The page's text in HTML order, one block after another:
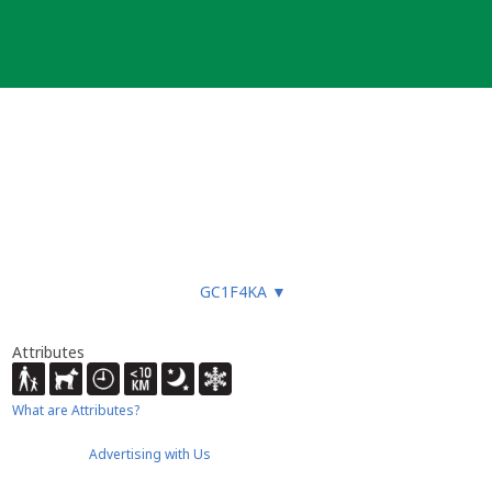
im Menü auf [archive listing]
GC1F4KA ▼
Attributes
What are Attributes?
Advertising with Us